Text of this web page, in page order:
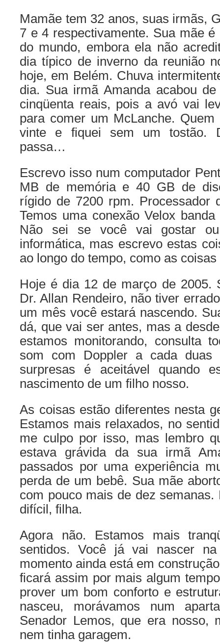
Mamãe tem 32 anos, suas irmãs,
7 e 4 respectivamente. Sua mãe
do mundo, embora ela não
dia típico de inverno da reunião
hoje, em Belém. Chuva
dia. Sua irmã Amanda acabou
cinqüenta reais, pois a avó vai
para comer um McLanche.
vinte e fiquei sem um tostão.
passa…
Escrevo isso num computador
MB de memória e 40 GB de
rígido de 7200 rpm. Processador
Temos uma conexão Velox
Não sei se você vai gostar
informática, mas escrevo estas
ao longo do tempo, como as
Hoje é dia 12 de março de 2005.
Dr. Allan Rendeiro, não tiver
um mês você estará nascendo.
dá, que vai ser antes, mas a
estamos monitorando, consulta
som com Doppler a cada duas
surpresas é aceitável quando
nascimento de um filho nosso.
As coisas estão diferentes nesta
Estamos mais relaxados, no
me culpo por isso, mas lembro
estava grávida da sua irmã
passados por uma experiência
perda de um bebê. Sua mãe
com pouco mais de dez
difícil, filha.
Agora não. Estamos mais
sentidos. Você já vai nascer
momento ainda está em
ficará assim por mais algum
prover um bom conforto e
nasceu, morávamos num
Senador Lemos, que era nosso,
nem tinha garagem.